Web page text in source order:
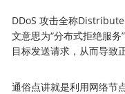
DDoS 攻击全称
文意思为“分布式拒绝服
目标发送请求，从而导致
通俗点讲就是利用网络节